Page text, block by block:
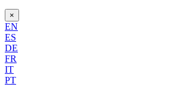
×
EN
ES
DE
FR
IT
PT